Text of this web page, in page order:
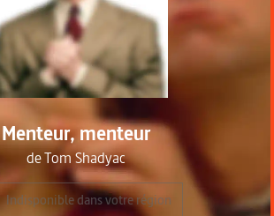
Menteur, menteur
deTom Shadyac
Indisponible dans votre région